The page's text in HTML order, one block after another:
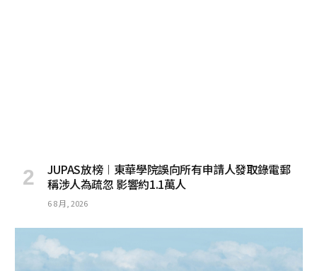
JUPAS放榜︱東華學院誤向所有申請人發取錄電郵
稱涉人為疏忽 影響約1.1萬人
6 8 月, 2026